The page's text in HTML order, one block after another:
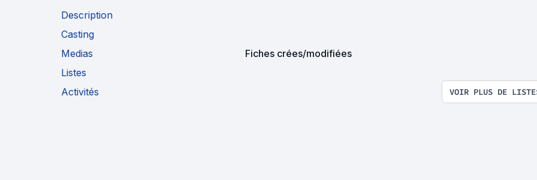
Description
Casting
Medias
Listes
Activités
Fiches crées/modifiées
VOIR PLUS DE